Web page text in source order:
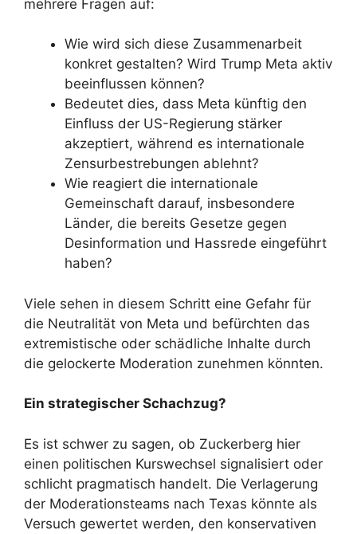
mehrere Fragen auf:
Wie wird sich diese Zusammenarbeit
konkret gestalten? Wird Trump Meta aktiv
beeinflussen können?
Bedeutet dies, dass Meta künftig den
Einfluss der US-Regierung stärker
akzeptiert, während es internationale
Zensurbestrebungen ablehnt?
Wie reagiert die internationale
Gemeinschaft darauf, insbesondere
Länder, die bereits Gesetze gegen
Desinformation und Hassrede eingeführt
haben?
Viele sehen in diesem Schritt eine Gefahr für
die Neutralität von Meta und befürchten das
extremistische oder schädliche Inhalte durch
die gelockerte Moderation zunehmen könnten.
Ein strategischer Schachzug?
Es ist schwer zu sagen, ob Zuckerberg hier
einen politischen Kurswechsel signalisiert oder
schlicht pragmatisch handelt. Die Verlagerung
der Moderationsteams nach Texas könnte als
Versuch gewertet werden, den konservativen